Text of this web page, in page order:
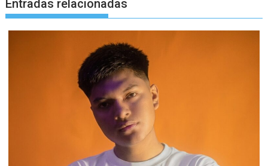
Entradas relacionadas